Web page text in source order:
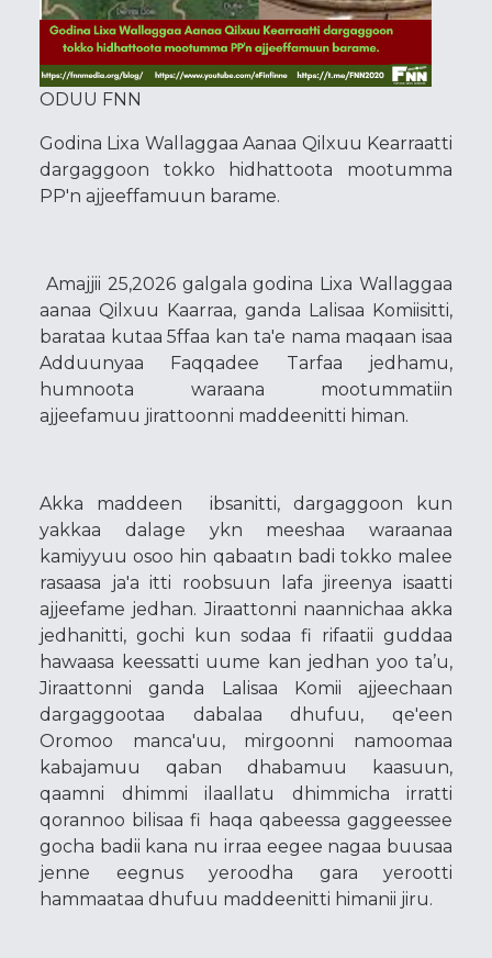
ODUU FNN
Godina Lixa Wallaggaa Aanaa Qilxuu Kearraatti
dargaggoon tokko hidhattoota mootumma
PP'n ajjeeffamuun barame.
Amajjii 25,2026 galgala godina Lixa Wallaggaa
aanaa Qilxuu Kaarraa, ganda Lalisaa Komiisitti,
barataa kutaa 5ffaa kan ta'e nama maqaan isaa
Adduunyaa Faqqadee Tarfaa jedhamu,
humnoota waraana mootummatiin
ajjeefamuu jirattoonni maddeenitti himan.
Akka maddeen ibsanitti, dargaggoon kun
yakkaa dalage ykn meeshaa waraanaa
kamiyyuu osoo hin qabaatın badi tokko malee
rasaasa ja'a itti roobsuun lafa jireenya isaatti
ajjeefame jedhan. Jiraattonni naannichaa akka
jedhanitti, gochi kun sodaa fi rifaatii guddaa
hawaasa keessatti uume kan jedhan yoo ta’u,
Jiraattonni ganda Lalisaa Komii ajjeechaan
dargaggootaa dabalaa dhufuu, qe'een
Oromoo manca'uu, mirgoonni namoomaa
kabajamuu qaban dhabamuu kaasuun,
qaamni dhimmi ilaallatu dhimmicha irratti
qorannoo bilisaa fi haqa qabeessa gaggeessee
gocha badii kana nu irraa eegee nagaa buusaa
jenne eegnus yeroodha gara yerootti
hammaataa dhufuu maddeenitti himanii jiru.